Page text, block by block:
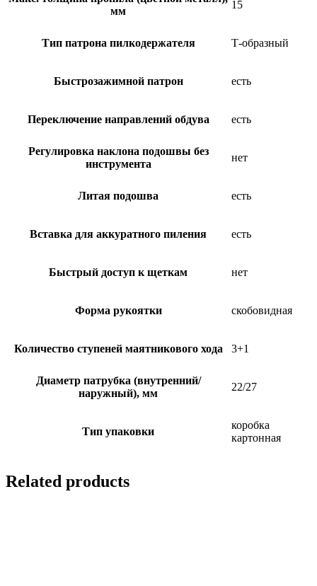
мм
15
Тип патрона пилкодержателя Т-образный
Быстрозажимной патрон есть
Переключение направлений обдува есть
Регулировка наклона подошвы без
инструмента
нет
Литая подошва есть
Вставка для аккуратного пиления есть
Быстрый доступ к щеткам нет
Форма рукоятки скобовидная
Количество ступеней маятникового хода 3+1
Диаметр патрубка (внутренний/
наружный), мм
22/27
Тип упаковки
коробка
картонная
Related products